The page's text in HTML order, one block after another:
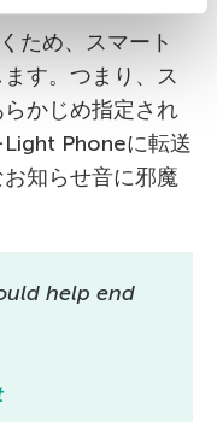
ため、スマート
す。つまり、ス
かじめ指定され
Phoneに転送
知らせ音に邪魔
help end